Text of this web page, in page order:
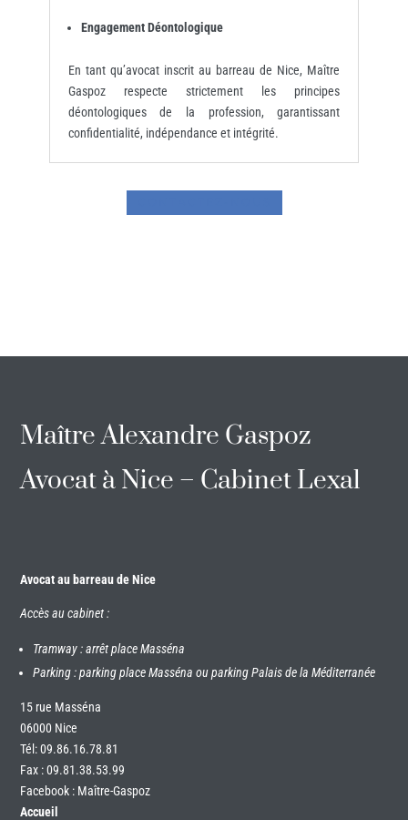
Engagement Déontologique
En tant qu’avocat inscrit au barreau de Nice, Maître
Gaspoz respecte strictement les principes
déontologiques de la profession, garantissant
confidentialité, indépendance et intégrité.
Maître Alexandre Gaspoz
Avocat à Nice – Cabinet Lexal
Avocat au barreau de Nice
Accès au cabinet :
Tramway : arrêt place Masséna
Parking : parking place Masséna ou parking Palais de la Méditerranée
15 rue Masséna
06000 Nice
Tél:09.86.16.78.81
Fax : 09.81.38.53.99
Facebook : Maître-Gaspoz
Accueil